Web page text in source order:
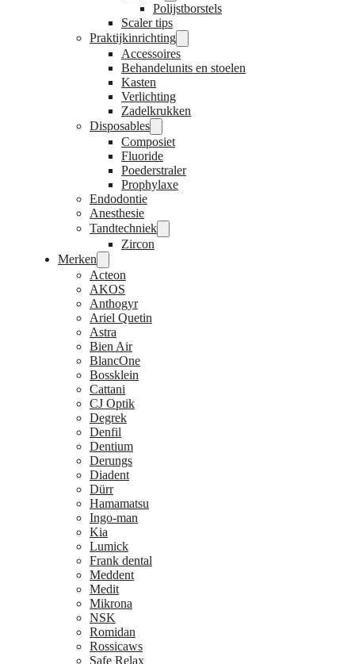
Polijstborstels
Scaler tips
Praktijkinrichting
Accessoires
Behandelunits en stoelen
Kasten
Verlichting
Zadelkrukken
Disposables
Composiet
Fluoride
Poederstraler
Prophylaxe
Endodontie
Anesthesie
Tandtechniek
Zircon
Merken
Acteon
AKOS
Anthogyr
Ariel Quetin
Astra
Bien Air
BlancOne
Bossklein
Cattani
CJ Optik
Degrek
Denfil
Dentium
Derungs
Diadent
Dürr
Hamamatsu
Ingo-man
Kia
Lumick
Frank dental
Meddent
Medit
Mikrona
NSK
Romidan
Rossicaws
Safe Relax